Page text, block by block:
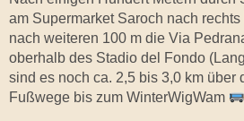
am Supermarket Saroch nach rechts
nach weiteren 100 m die Via
oberhalb des Stadio del Fondo
sind es noch ca. 2,5 bis 3,0 km über
Fußwege bis zum WinterWigWam